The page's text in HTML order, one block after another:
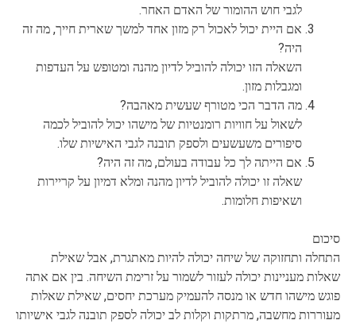
לגבי חוש ההומור של האדם האחר.
אם היית יכול לאכול רק מזון אחד למשך שארית חייך, מה זה
היה?
השאלה הזו יכולה להוביל לדיון מהנה ומטופש על העדפות
ומגבלות מזון.
מה הדבר הכי מטורף שעשית מאהבה?
לשאול על חוויות רומנטיות של מישהו יכול להוביל לכמה
סיפורים משעשעים ולספק תובנה לגבי האישיות שלו.
אם הייתה לך כל עבודה בעולם, מה זה היה?
שאלה זו יכולה להוביל לדיון מהנה ומלא דמיון על קריירות
ושאיפות חלומות.
סיכום
התחלה ותחזוקה של שיחה יכולה להיות מאתגרת, אבל שאילת
שאלות מעניינות יכולה לעזור לשמור על זרימת השיחה. בין אם אתה
פוגש מישהו חדש או מנסה להעמיק מערכת יחסים, שאילת שאלות
מעוררות מחשבה, מרתקות וקלות לב יכולה לספק תובנה לגבי אישיותו